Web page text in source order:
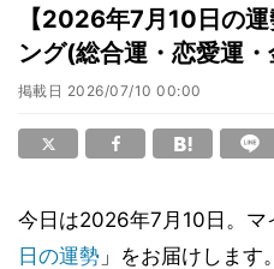
【2026年7月10日の
ング(総合運・恋愛運
掲載日 2026/07/10 00:00
今日は2026年7月10日。マ
日の運勢 」をお届けしま